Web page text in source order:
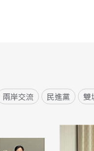
兩岸交流 民進黨 雙